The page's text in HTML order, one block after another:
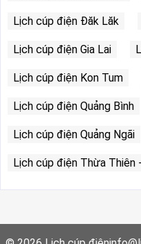
Lịch cúp điện Đăk Lăk
Lịch cúp điện Gia Lai
Lịch cúp điện Kon Tum
Lịch cúp điện Quảng Bình
Lịch cúp điện Quảng Ngãi
Lịch cúp điện Thừa Thiên